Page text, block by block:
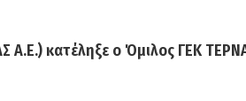
Α.Ε.)κατέληξε ο Όμιλος ΓΕΚ